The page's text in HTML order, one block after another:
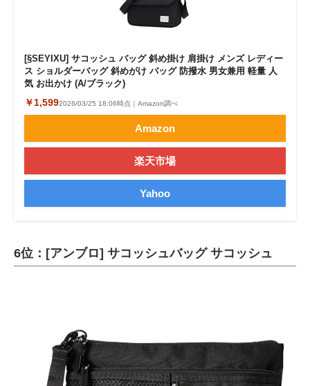
[§SEYIXU] サコッシュ バッグ 斜め掛け 肩掛け メンズ レディー
ス ショルダーバッグ 斜めがけ バッグ 防撥水 男女兼用 軽量 人
気 お出かけ (A/ブラック)
￥1,5992026/03/25 18:06時点｜Amazon調べ
Amazon
楽天市場
Yahoo
6位：[アンブロ] サコッシュバッグ サコッシュ